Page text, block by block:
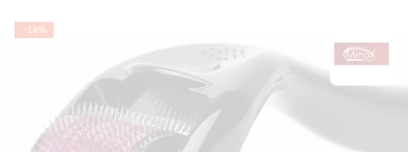
−18%